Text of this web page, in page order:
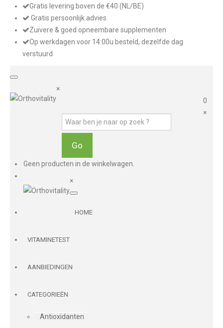
Gratis levering boven de €40 (NL/BE)
Gratis persoonlijk advies
Zuivere & goed opneembare supplementen
Op werkdagen voor 14:00u besteld, dezelfde dag
verstuurd
×
0
×
Geen producten in de winkelwagen.
×
HOME
VITAMINETEST
AANBIEDINGEN
CATEGORIEËN
Antioxidanten